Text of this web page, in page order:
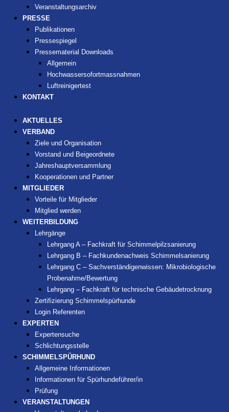
Veranstaltungsarchiv
PRESSE
Publikationen
Pressespiegel
Pressematerial Downloads
Allgemein
Hochwassersofortmassnahmen
Luftreinigertest
KONTAKT
AKTUELLES
VERBAND
Ziele und Organisation
Vorstand und Beigeordnete
Jahreshauptversammlung
Kooperationen und Partner
MITGLIEDER
Vorteile für Mitglieder
Mitglied werden
WEITERBILDUNG
Lehrgänge
Lehrgang A – Fachkraft für Schimmelpilzsanierung
Lehrgang B – Fachkundenachweis Schimmelsanierung
Lehrgang C – Sachverständigenwissen: Mikrobiologische
Probenahme/Bewertung
Lehrgang – Fachkraft für technische Gebäudetrocknung
Zertifizierung Schimmelspürhunde
Login Referenten
EXPERTEN
Expertensuche
Schlichtungsstelle
SCHIMMELSPÜRHUND
Allgemeine Informationen
Informationen für Spürhundeführer/in
Prüfung
VERANSTALTUNGEN